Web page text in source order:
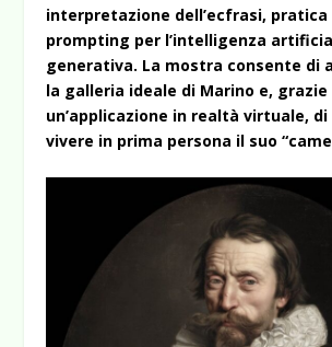
interpretazione dell’ecfrasi,
prompting per l’intelligenza
generativa. La mostra consente di
la galleria ideale di Marino e, grazie
un’applicazione in realtà virtuale,
vivere in prima persona il suo